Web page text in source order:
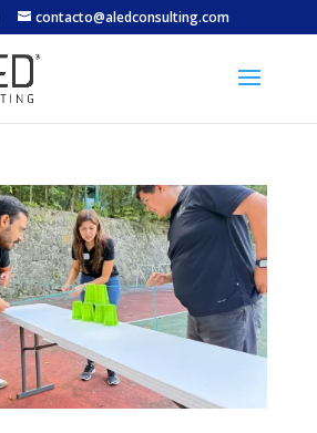
contacto@aledconsulting.com